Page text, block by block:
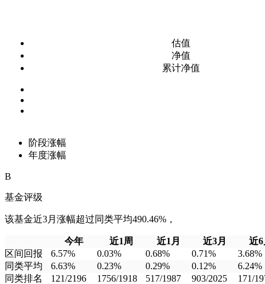
估值
净值
累计净值
阶段涨幅
年度涨幅
B
基金评级
该基金近3月涨幅超过同类平均490.46%，
今年 近1周 近1月 近3月
近
区间回报
6.57% 0.03% 0.68% 0.71%
3.68%
同类平均
6.63% 0.23% 0.29% 0.12%
6.24%
同类排名
121/2196 1756/1918 517/1987 903/2025
171/